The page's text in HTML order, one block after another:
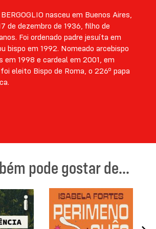
nasceu em Buenos Aires,
de dezembro de 1936, filho de
Foi ordenado padre jesuíta em
bispo em 1992. Nomeado arcebispo
em 1998 e cardeal em 2001, em
eleito Bispo de Roma, o 226º papa
pode gostar de...